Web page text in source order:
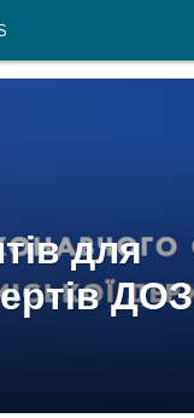
для
ДОЗ